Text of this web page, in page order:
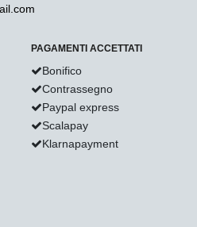
PAGAMENTI ACCETTATI
Bonifico
Contrassegno
Paypal express
Scalapay
Klarnapayment